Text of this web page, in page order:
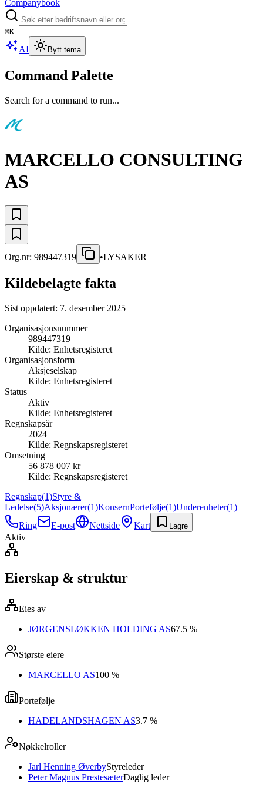
Companybook
⌘K
AI Bytt tema
Command Palette
Search for a command to run...
MARCELLO CONSULTING
AS
Org.nr: 989447319 •LYSAKER
Kildebelagte fakta
Sist oppdatert: 7. desember 2025
Organisasjonsnummer
989447319
Kilde: Enhetsregisteret
Organisasjonsform
Aksjeselskap
Kilde: Enhetsregisteret
Status
Aktiv
Kilde: Enhetsregisteret
Regnskapsår
2024
Kilde: Regnskapsregisteret
Omsetning
56 878 007 kr
Kilde: Regnskapsregisteret
Regnskap(1)Styre &
Ledelse(5)Aksjonærer(1)KonsernPortefølje(1)Underenheter(1)
Ring
E-post Nettside Kart Lagre
Aktiv
Eierskap & struktur
Eies av
JØRGENSLØKKEN HOLDING AS67.5 %
Største eiere
MARCELLO AS100 %
Portefølje
HADELANDSHAGEN AS3.7 %
Nøkkelroller
Jarl Henning ØverbyStyreleder
Peter Magnus PrestesæterDaglig leder